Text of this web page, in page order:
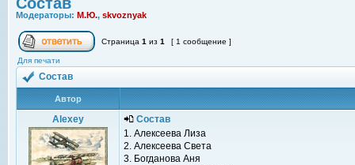
Модераторы: М.Ю., skvoznyak
Страница 1 из 1 [ 1 сообщение ]
Для печати
Состав
Автор
Alexey
Состав
1. Алексеева Лиза
2. Алексеева Света
3. Богданова Аня